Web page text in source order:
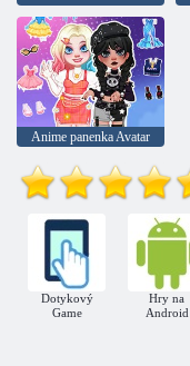
Anime panenka Avatar
Dotykový
Game
Hry na
Android